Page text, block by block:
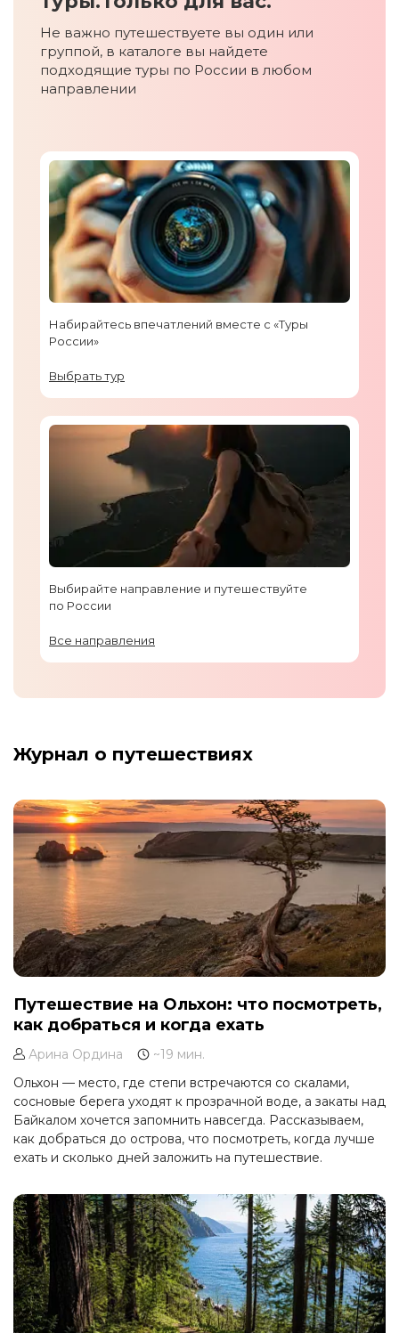
Не важно путешествуете вы один или
группой, в каталоге вы найдете
подходящие туры по России в любом
направлении
Набирайтесь впечатлений вместе с «Туры
России»
Выбрать тур
Выбирайте направление и путешествуйте
по России
Все направления
Журнал о путешествиях
Путешествие на Ольхон: что посмотреть,
как добраться и когда ехать
Арина Ордина
~19 мин.
Ольхон — место, где степи встречаются со скалами,
сосновые берега уходят к прозрачной воде, а закаты над
Байкалом хочется запомнить навсегда. Рассказываем,
как добраться до острова, что посмотреть, когда лучше
ехать и сколько дней заложить на путешествие.